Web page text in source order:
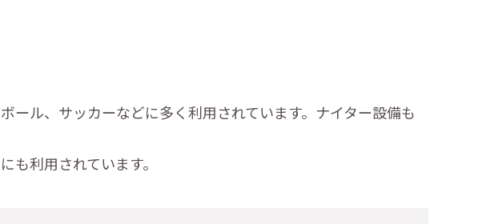
ル、サッカーなどに多く利用されています。ナイター設備も
利用されています。